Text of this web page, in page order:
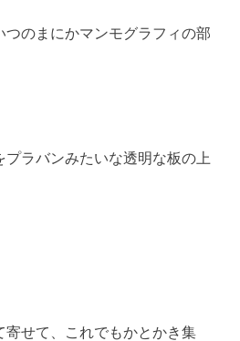
のまにかマンモグラフィの部
ラバンみたいな透明な板の上
寄せて、これでもかとかき集